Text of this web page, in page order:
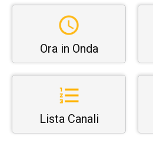
Ora in Onda
Lista Canali